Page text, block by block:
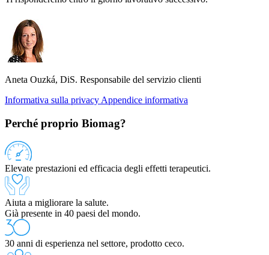
Aneta Ouzká, DiS. Responsabile del servizio clienti
Informativa sulla privacy Appendice informativa
Perché proprio Biomag?
Elevate prestazioni ed efficacia degli effetti terapeutici.
Aiuta a migliorare la salute.
Già presente in 40 paesi del mondo.
30 anni di esperienza nel settore, prodotto ceco.